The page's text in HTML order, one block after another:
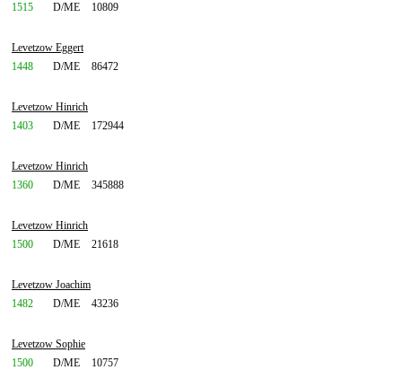
1515
D/ME 10809
Levetzow Eggert
1448
D/ME 86472
Levetzow Hinrich
1403
D/ME 172944
Levetzow Hinrich
1360
D/ME 345888
Levetzow Hinrich
1500
D/ME 21618
Levetzow Joachim
1482
D/ME 43236
Levetzow Sophie
1500
D/ME 10757